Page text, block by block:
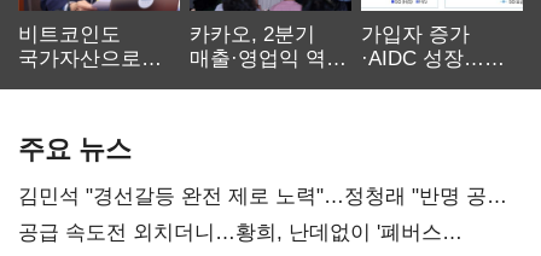
비트코인도
국가자산으로…'
카카오, 2분기
매출·영업익 역대
가입자 증가
·AIDC 성장…
주요 뉴스
김민석 "경선갈등 완전 제로 노력"…정청래 "반명 공세
사과부터"
공급 속도전 외치더니…황희, 난데없이 '폐버스